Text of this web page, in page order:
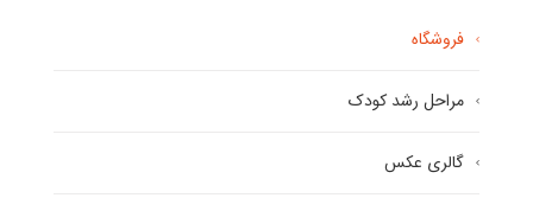
فروشگاه
مراحل رشد کودک
گالری عکس